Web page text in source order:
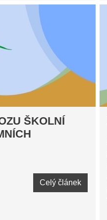
ŠKOLNÍ
Celý článek